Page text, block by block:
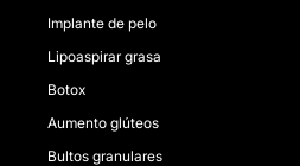
Implante de pelo
Lipoaspirar grasa
Botox
Aumento glúteos
Bultos granulares